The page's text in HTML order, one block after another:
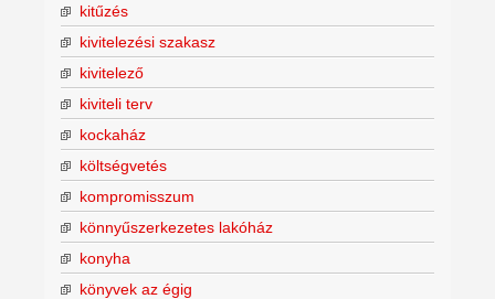
kitűzés
kivitelezési szakasz
kivitelező
kiviteli terv
kockaház
költségvetés
kompromisszum
könnyűszerkezetes lakóház
konyha
könyvek az égig